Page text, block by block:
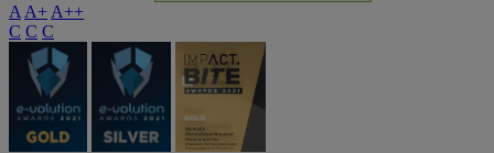
A A+ A++
C C C